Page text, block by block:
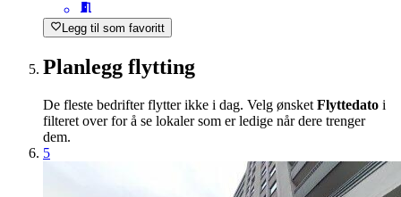
Legg til som favoritt
Planlegg flytting
De fleste bedrifter flytter ikke i dag. Velg ønsket Flyttedato i
filteret over for å se lokaler som er ledige når dere trenger
dem.
5